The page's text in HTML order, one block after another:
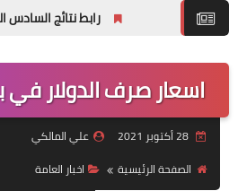
اخبار
التقاعد
قسم
رابط نتائج السادس الاعدادي 2026 الدور الاول في العراق | موقع نتائجنا
اسعار صرف الدولار في
28 أكتوبر 2021
علي المالكي
الصفحة الرئيسية
اخبار العامة